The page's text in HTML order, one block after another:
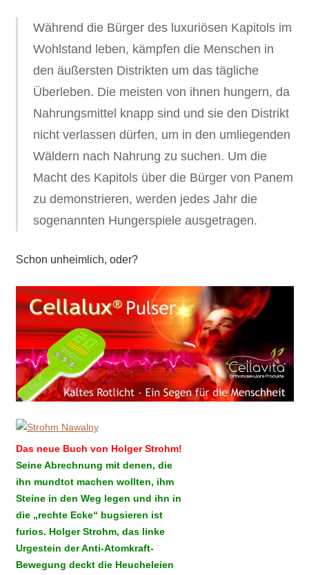
Während die Bürger des luxuriösen Kapitols im
Wohlstand leben, kämpfen die Menschen in
den äußersten Distrikten um das tägliche
Überleben. Die meisten von ihnen hungern, da
Nahrungsmittel knapp sind und sie den Distrikt
nicht verlassen dürfen, um in den umliegenden
Wäldern nach Nahrung zu suchen. Um die
Macht des Kapitols über die Bürger von Panem
zu demonstrieren, werden jedes Jahr die
sogenannten Hungerspiele ausgetragen.
Schon unheimlich, oder?
Das neue Buch von Holger Strohm!
Seine Abrechnung mit denen, die
ihn mundtot machen wollten, ihm
Steine in den Weg legen und ihn in
die „rechte Ecke“ bugsieren ist
furios. Holger Strohm, das linke
Urgestein der Anti-Atomkraft-
Bewegung deckt die Heucheleien